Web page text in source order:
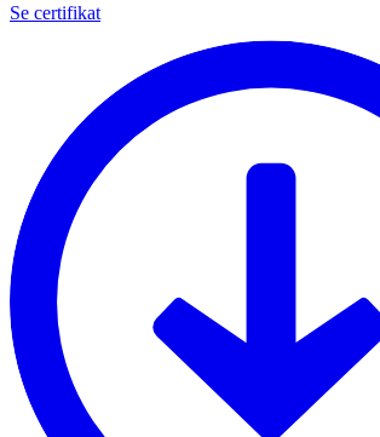
Se certifikat